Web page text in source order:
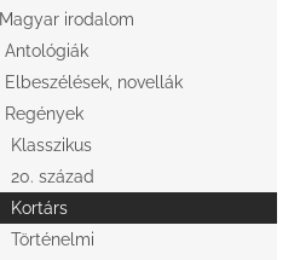
Magyar irodalom
Antológiák
Elbeszélések, novellák
Regények
Klasszikus
20. század
Kortárs
Történelmi